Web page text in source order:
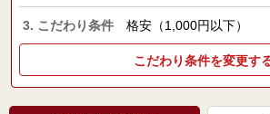
3. こだわり条件 格安（1,000円以下）
こだわり条件を変更す